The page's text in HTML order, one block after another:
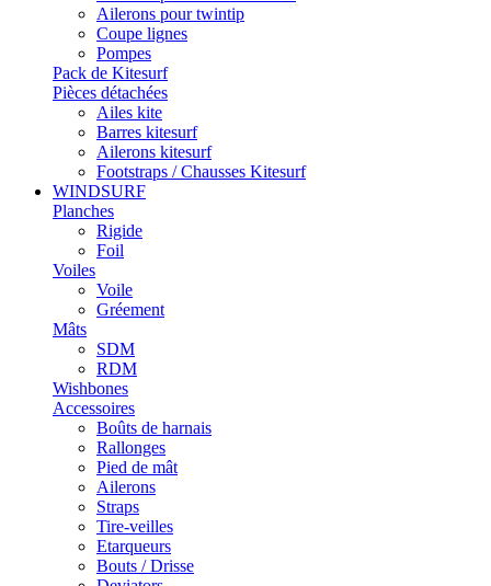
Ailerons pour twintip
Coupe lignes
Pompes
Pack de Kitesurf
Pièces détachées
Ailes kite
Barres kitesurf
Ailerons kitesurf
Footstraps / Chausses Kitesurf
WINDSURF
Planches
Rigide
Foil
Voiles
Voile
Gréement
Mâts
SDM
RDM
Wishbones
Accessoires
Boûts de harnais
Rallonges
Pied de mât
Ailerons
Straps
Tire-veilles
Etarqueurs
Bouts / Drisse